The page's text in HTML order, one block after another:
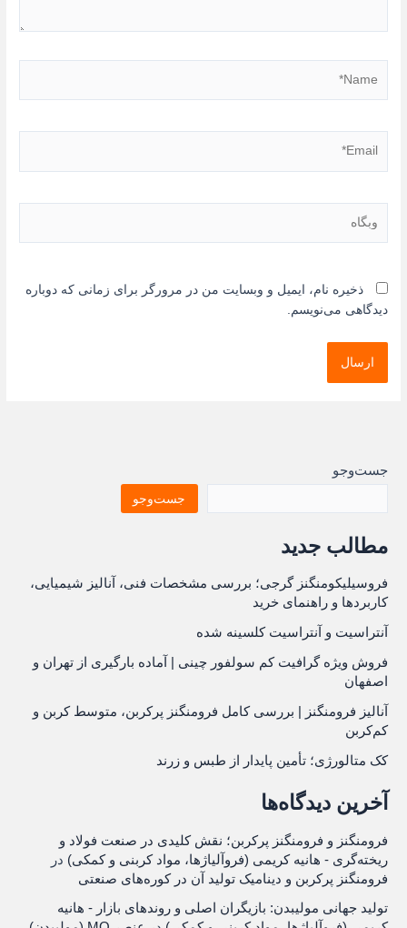
ذخیره نام، ایمیل و وبسایت من در مرورگر برای زمانی که دوباره
دیدگاهی می‌نویسم.
جست‌وجو
جست‌وجو
مطالب جدید
فروسیلیکومنگنز گرجی؛ بررسی مشخصات فنی، آنالیز شیمیایی،
کاربردها و راهنمای خرید
آنتراسیت و آنتراسیت کلسینه شده
فروش ویژه گرافیت کم سولفور چینی | آماده بارگیری از تهران و
اصفهان
آنالیز فرومنگنز | بررسی کامل فرومنگنز پرکربن، متوسط کربن و
کم‌کربن
کک متالورژی؛ تأمین پایدار از طبس و زرند
آخرین دیدگاه‌ها
فرومنگنز و فرومنگنز پرکربن؛ نقش کلیدی در صنعت فولاد و
ریخته‌گری - هانیه کریمی (فروآلیاژها، مواد کربنی و کمکی) در
فرومنگنز پرکربن و دینامیک تولید آن در کوره‌های صنعتی
تولید جهانی مولیبدن: بازیگران اصلی و روندهای بازار - هانیه